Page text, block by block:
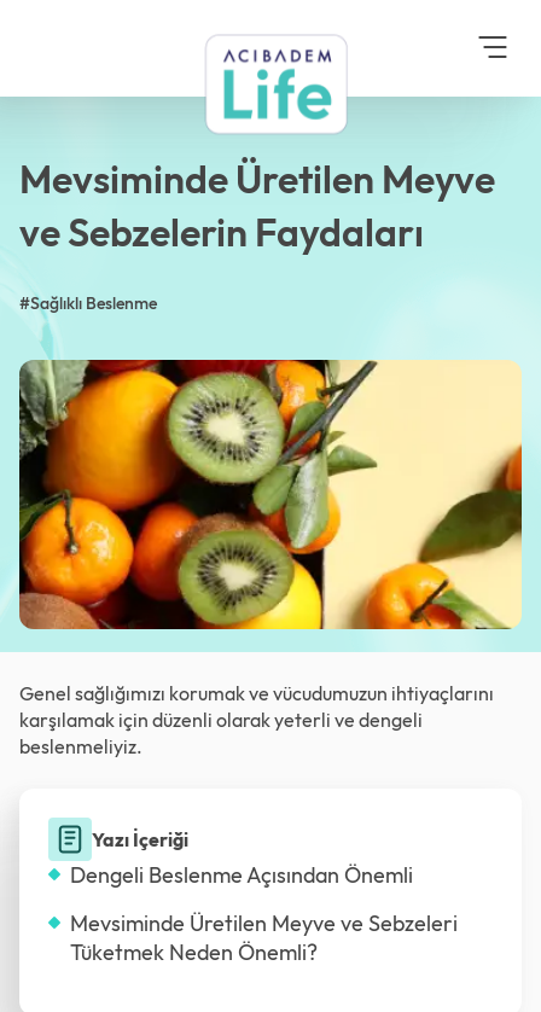
Sağlıklı Beslenme
Meyve ve Sebzelerin
Faydaları
Mevsiminde Üretilen Meyve
ve Sebzelerin Faydaları
#Sağlıklı Beslenme
Genel sağlığımızı korumak ve vücudumuzun ihtiyaçlarını
karşılamak için düzenli olarak yeterli ve dengeli
beslenmeliyiz.
Yazı İçeriği
Dengeli Beslenme Açısından Önemli
Mevsiminde Üretilen Meyve ve Sebzeleri
Tüketmek Neden Önemli?